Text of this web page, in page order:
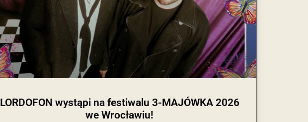
LORDOFON wystąpi na festiwalu 3-MAJÓWKA 2026
we Wrocławiu!